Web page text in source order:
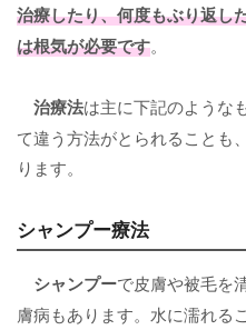
治療したり、何度もぶり返し
は根気が必要です。
治療法は主に下記のような
て違う方法がとられることも
ります。
シャンプー療法
シャンプーで皮膚や被毛を
膚病もあります。水に濡れる